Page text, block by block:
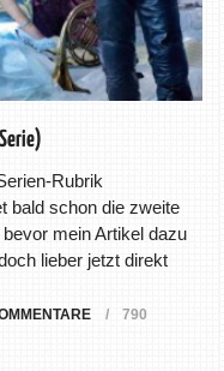
Rubrik
bald schon die zweite
mein Artikel dazu
lieber jetzt direkt
790